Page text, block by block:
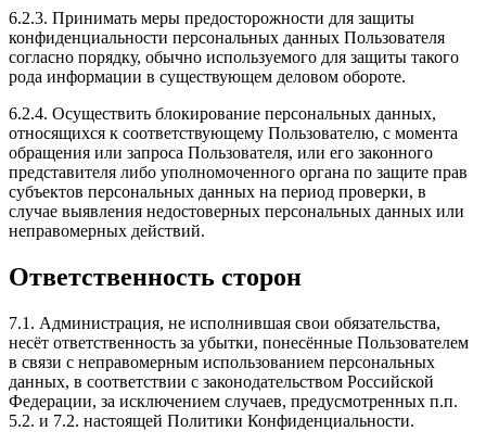
6.2.3. Принимать меры предосторожности для защиты
конфиденциальности персональных данных Пользователя
согласно порядку, обычно используемого для защиты такого
рода информации в существующем деловом обороте.
6.2.4. Осуществить блокирование персональных данных,
относящихся к соответствующему Пользователю, с момента
обращения или запроса Пользователя, или его законного
представителя либо уполномоченного органа по защите прав
субъектов персональных данных на период проверки, в
случае выявления недостоверных персональных данных или
неправомерных действий.
Ответственность сторон
7.1. Администрация, не исполнившая свои обязательства,
несёт ответственность за убытки, понесённые Пользователем
в связи с неправомерным использованием персональных
данных, в соответствии с законодательством Российской
Федерации, за исключением случаев, предусмотренных п.п.
5.2. и 7.2. настоящей Политики Конфиденциальности.